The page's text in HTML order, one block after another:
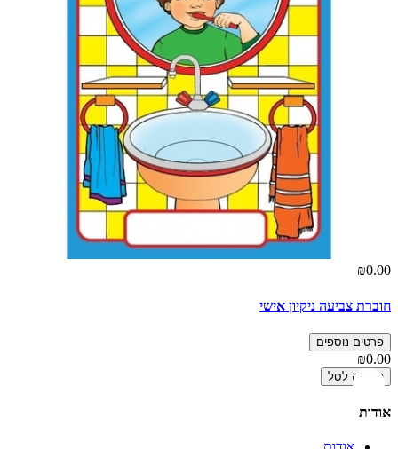
₪0.00
חוברת צביעה ניקיון אישי
פרטים נוספים
₪0.00
הוספה לסל
אודות